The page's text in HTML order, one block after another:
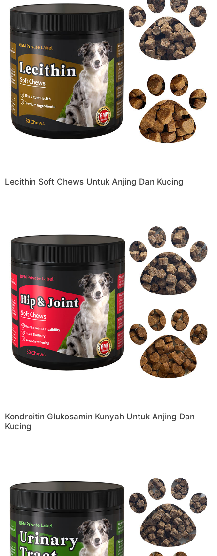
Lecithin Soft Chews Untuk Anjing Dan Kucing
Kondroitin Glukosamin Kunyah Untuk Anjing Dan
Kucing